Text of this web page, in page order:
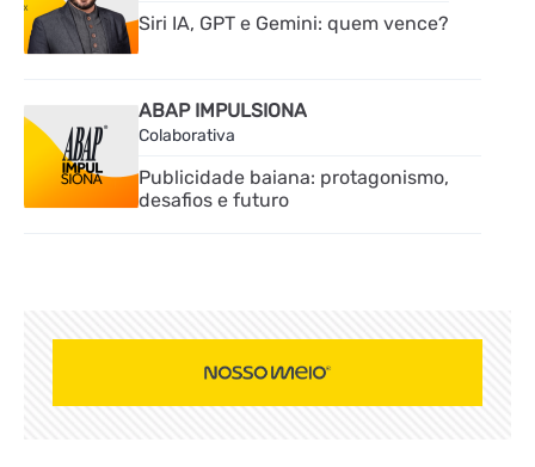
Siri IA, GPT e Gemini: quem vence?
ABAP IMPULSIONA
Colaborativa
Publicidade baiana: protagonismo,
desafios e futuro